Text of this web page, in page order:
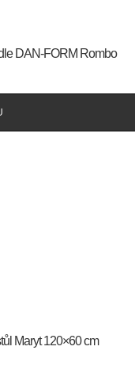
DAN-FORM Rombo
Maryt 120×60 cm